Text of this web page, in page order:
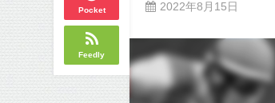
Pocket
Feedly
2022年8月15日